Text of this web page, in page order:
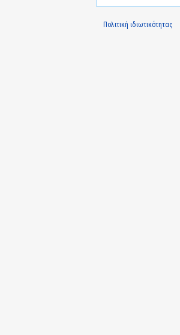
Πολιτική ιδιωτικότητας